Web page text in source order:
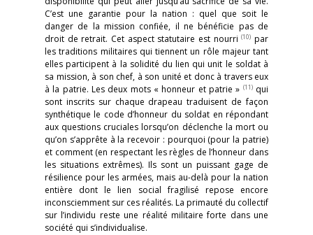
C’est une garantie pour la nation : quel que soit le
danger de la mission confiée, il ne bénéficie pas de
droit de retrait. Cet aspect statutaire est nourri(10) par
les traditions militaires qui tiennent un rôle majeur tant
elles participent à la solidité du lien qui unit le soldat à
sa mission, à son chef, à son unité et donc à travers eux
à la patrie. Les deux mots « honneur et patrie » (11)qui
sont inscrits sur chaque drapeau traduisent de façon
synthétique le code d’honneur du soldat en répondant
aux questions cruciales lorsqu’on déclenche la mort ou
qu’on s’apprête à la recevoir : pourquoi (pour la patrie)
et comment (en respectant les règles de l’honneur dans
les situations extrêmes). Ils sont un puissant gage de
résilience pour les armées, mais au-delà pour la nation
entière dont le lien social fragilisé repose encore
inconsciemment sur ces réalités. La primauté du collectif
sur l’individu reste une réalité militaire forte dans une
société qui s’individualise.